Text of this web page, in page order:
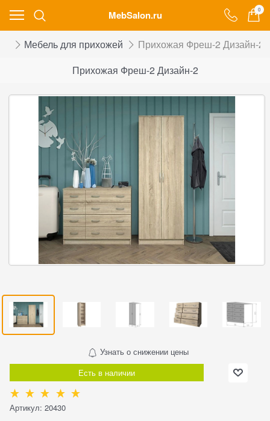
MebSalon.ru 0
Мебель для прихожей
Прихожая Фреш-2 Дизайн-2
Прихожая Фреш-2 Дизайн-2
Узнать о снижении цены
Есть в наличии
Артикул: 20430